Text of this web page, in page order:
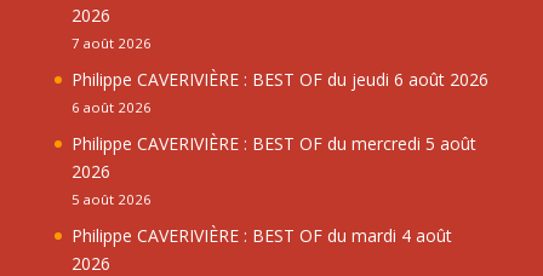
2026
7 août 2026
Philippe CAVERIVIÈRE : BEST OF du jeudi 6 août 2026
6 août 2026
Philippe CAVERIVIÈRE : BEST OF du mercredi 5 août
2026
5 août 2026
Philippe CAVERIVIÈRE : BEST OF du mardi 4 août
2026